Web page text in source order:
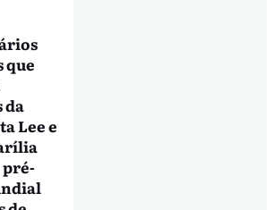
que
Lee e